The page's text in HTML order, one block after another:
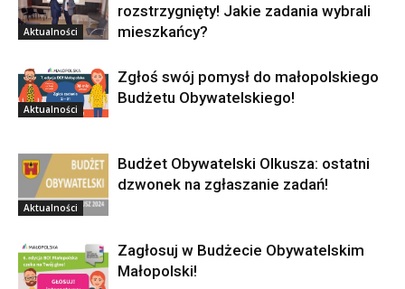
Aktualności
rozstrzygnięty! Jakie zadania wybrali
mieszkańcy?
Aktualności
Zgłoś swój pomysł do małopolskiego
Budżetu Obywatelskiego!
Aktualności
Budżet Obywatelski Olkusza: ostatni
dzwonek na zgłaszanie zadań!
Zagłosuj w Budżecie Obywatelskim
Małopolski!